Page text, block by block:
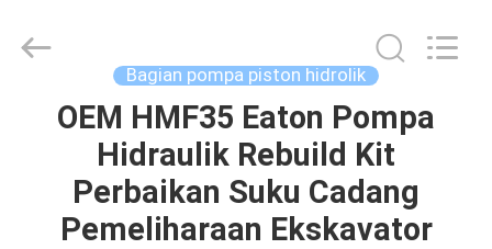
RUMAH
PRODUK
Power
Co.,Ltd.
Bagian pompa piston hidrolik
OEM HMF35 Eaton Pompa
Hidraulik Rebuild Kit
Perbaikan Suku Cadang
Pemeliharaan Ekskavator